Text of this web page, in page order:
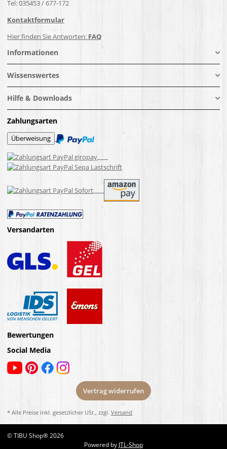
Tel: 035453 / 677-172
Kontaktformular
Hier finden Sie Antworten: FAQ
Informationen
Wissenswertes
Hilfe & Downloads
Zahlungsarten
Versandarten
Bewertungen
Social Media
Vertrag widerrufen
* Alle Preise inkl. gesetzlicher USt., zzgl. Versand
© TIBU Shop® 2026
Powered by JTL-Shop